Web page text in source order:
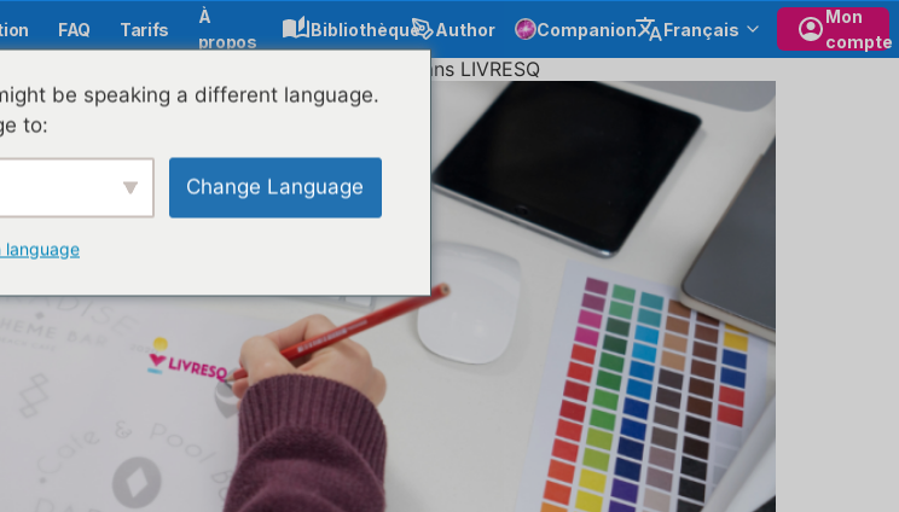
FAQ Tarifs
À
propos
Bibliothèque Author Companion Français
Mon
compte
style CSS et d'une stratégie de marque dans LIVRESQ
be speaking a different language.
to:
Change Language
language